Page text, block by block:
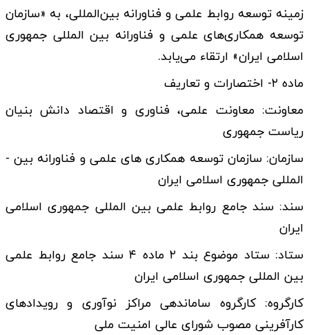
زمینه توسعه روابط علمی و فناورانه بین‌­المللی، به «سازمان
توسعه همکاری‌های علمی و فناورانه بین­ المللی جمهوری
اسلامی ایران» ارتقاء می­‌یابد.
ماده ۲- اختصارات و تعاریف
معاونت: معاونت علمی، فناوری و اقتصاد دانش ­بنیان
ریاست­ جمهوری
سازمان: سازمان توسعه همکاری­ های علمی و فناورانه بین ­
المللی جمهوری اسلامی ایران
سند: سند جامع روابط علمی بین ­المللی جمهوری اسلامی
ایران
ستاد: ستاد موضوع بند ۲ ماده ۴ سند جامع روابط علمی
بین­ المللی جمهوری اسلامی ایران
کارگروه: کارگروه ساماندهی مراکز نوآوری و رویدادهای
کارآفرینی مصوب شورای عالی امنیت ملی